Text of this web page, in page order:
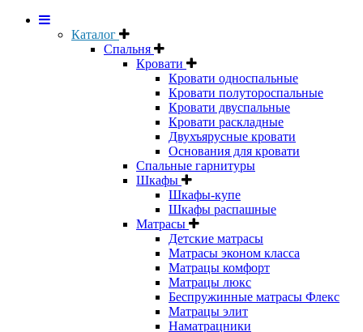
Каталог
Спальня
Кровати
Кровати односпальные
Кровати полутороспальные
Кровати двуспальные
Кровати раскладные
Двухъярусные кровати
Основания для кровати
Спальные гарнитуры
Шкафы
Шкафы-купе
Шкафы распашные
Матрасы
Детские матрасы
Матрасы эконом класса
Матрацы комфорт
Матрацы люкс
Беспружинные матрасы Флекс
Матрацы элит
Наматрацники